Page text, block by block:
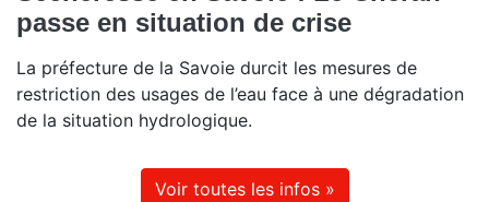
passe en situation de crise
La préfecture de la Savoie durcit les mesures de
restriction des usages de l’eau face à une dégradation
de la situation hydrologique.
Voir toutes les infos »